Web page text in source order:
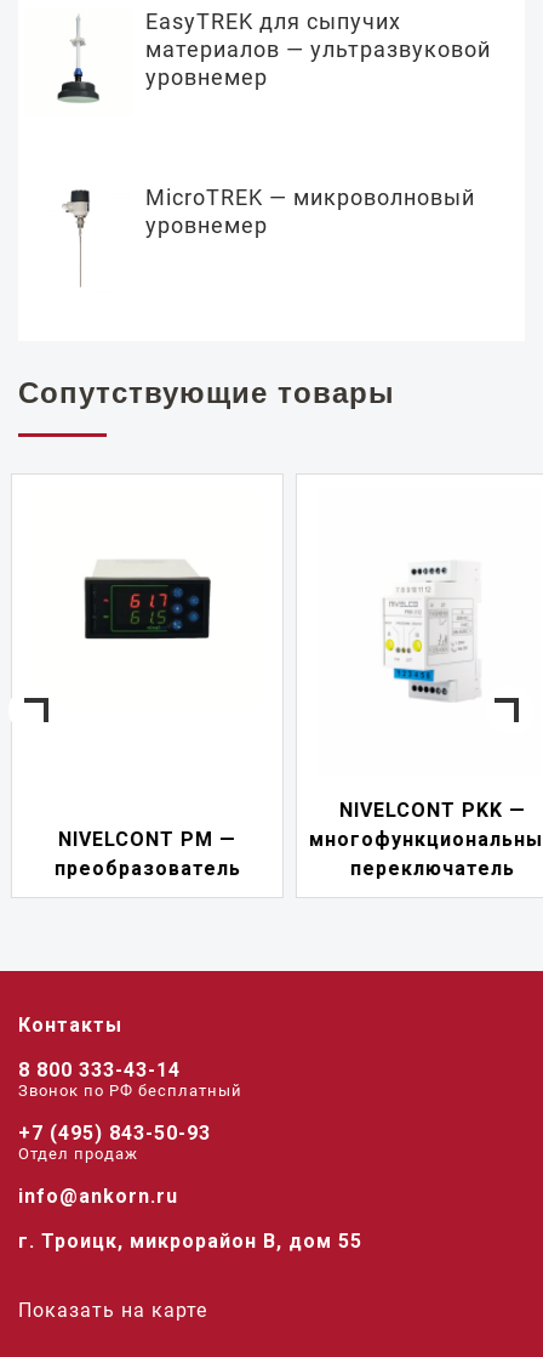
EasyTREK для сыпучих
материалов — ультразвуковой
уровнемер
MicroTREK — микроволновый
уровнемер
Сопутствующие товары
NIVELCONT PM —
преобразователь
NIVELCONT PKK —
переключатель
Контакты
8 800 333-43-14
Звонок по РФ беcплатный
+7 (495) 843-50-93
Отдел продаж
info@ankorn.ru
г. Троицк, микрорайон В, дом 55
Показать на карте